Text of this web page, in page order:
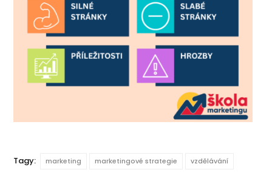
Tagy: marketing marketingové strategie vzdělávání